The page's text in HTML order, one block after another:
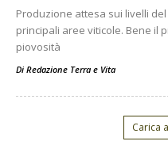
Produzione attesa sui livelli
principali aree viticole. Bene il
piovosità
Di Redazione Terra e Vita
Carica